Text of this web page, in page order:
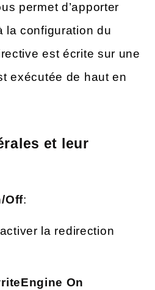
permet d’apporter
la configuration du
est écrite sur une
exécutée de haut en
et leur
Off:
la redirection
On